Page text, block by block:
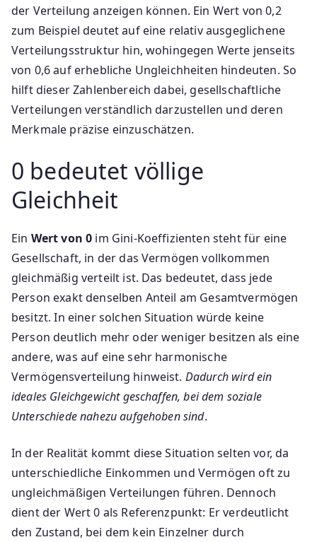
der Verteilung anzeigen können. Ein Wert von 0,2
zum Beispiel deutet auf eine relativ ausgeglichene
Verteilungsstruktur hin, wohingegen Werte jenseits
von 0,6 auf erhebliche Ungleichheiten hindeuten. So
hilft dieser Zahlenbereich dabei, gesellschaftliche
Verteilungen verständlich darzustellen und deren
Merkmale präzise einzuschätzen.
0 bedeutet völlige
Gleichheit
Ein Wert von 0 im Gini-Koeffizienten steht für eine
Gesellschaft, in der das Vermögen vollkommen
gleichmäßig verteilt ist. Das bedeutet, dass jede
Person exakt denselben Anteil am Gesamtvermögen
besitzt. In einer solchen Situation würde keine
Person deutlich mehr oder weniger besitzen als eine
andere, was auf eine sehr harmonische
Vermögensverteilung hinweist. Dadurch wird ein
ideales Gleichgewicht geschaffen, bei dem soziale
Unterschiede nahezu aufgehoben sind.
In der Realität kommt diese Situation selten vor, da
unterschiedliche Einkommen und Vermögen oft zu
ungleichmäßigen Verteilungen führen. Dennoch
dient der Wert 0 als Referenzpunkt: Er verdeutlicht
den Zustand, bei dem kein Einzelner durch